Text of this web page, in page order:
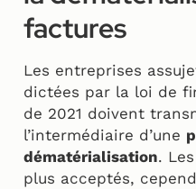
factures
Les entreprises
dictées par la loi de
de 2021 doivent
l’intermédiaire d’une
dématérialisation.
plus acceptés,